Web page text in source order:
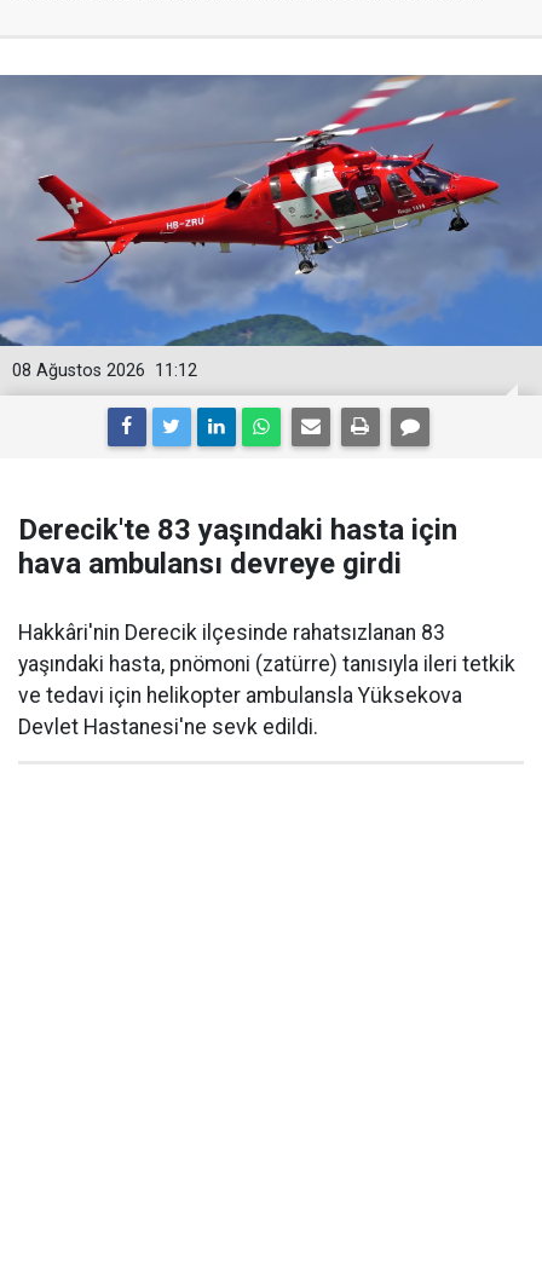
11:12
08 Ağustos 2026
Derecik'te 83 yaşındaki hasta için
hava ambulansı devreye girdi
Hakkâri'nin Derecik ilçesinde rahatsızlanan 83
yaşındaki hasta, pnömoni (zatürre) tanısıyla ileri tetkik
ve tedavi için helikopter ambulansla Yüksekova
Devlet Hastanesi'ne sevk edildi.